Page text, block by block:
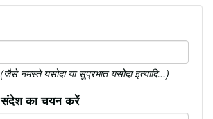
नमस्ते यसोदा या सुप्रभात यसोदा इत्यादि...)
का चयन करें